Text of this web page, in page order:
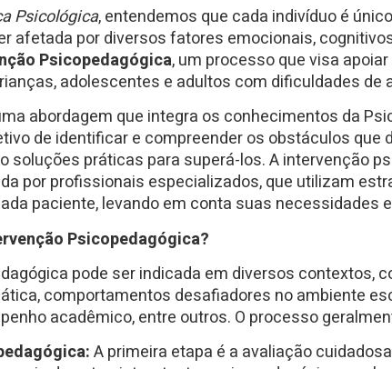
Psicológica, entendemos que cada indivíduo é
afetada por diversos fatores emocionais,
Psicopedagógica, um processo que visa
adolescentes e adultos com dificuldades de
abordagem que integra os conhecimentos da
de identificar e compreender os obstáculos que
soluções práticas para superá-los. A intervenção
por profissionais especializados, que utilizam
paciente, levando em conta suas necessidades
Psicopedagógica?
pode ser indicada em diversos contextos,
comportamentos desafiadores no ambiente
acadêmico, entre outros. O processo
A primeira etapa é a avaliação